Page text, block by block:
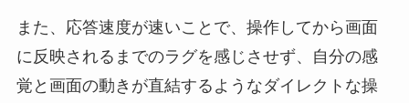
また、応答速度が速いことで、操作してから画面
に反映されるまでのラグを感じさせず、自分の感
覚と画面の動きが直結するようなダイレクトな操